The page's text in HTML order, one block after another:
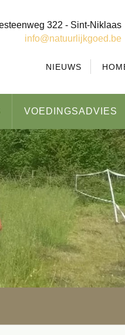
322 - Sint-Niklaas
info@natuurlijkgoed.be
NIEUWS
VOEDINGSADVIES